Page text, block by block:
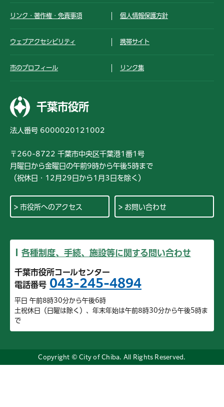
リンク・著作権・免責事項 個人情報保護方針
ウェブアクセシビリティ 携帯サイト
市のプロフィール リンク集
千葉市役所
法人番号 6000020121002
〒260-8722 千葉市中央区千葉港1番1号
月曜日から金曜日の午前9時から午後5時まで
（祝休日・12月29日から1月3日を除く）
市役所へのアクセス お問い合わせ
各種制度、手続、施設等に関する問い合わせ
千葉市役所コールセンター
電話番号 043-245-4894
平日 午前8時30分から午後6時
土祝休日（日曜は除く）、年末年始は午前8時30分から午後5時ま
で
Copyright © City of Chiba. All Rights Reserved.